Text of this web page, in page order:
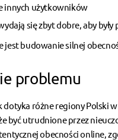
innych użytkowników
się zbyt dobre, aby były
jestbudowanie silnej
problemu
różne regiony Polski w
być utrudnione przez
obecności online,